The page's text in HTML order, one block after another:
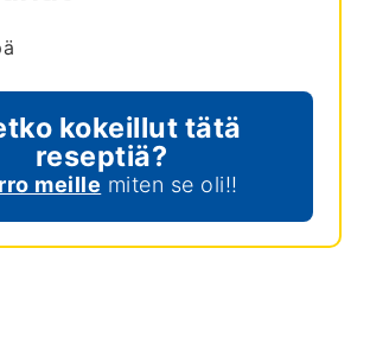
kokeillut tätä
reseptiä?
meille miten se oli!!